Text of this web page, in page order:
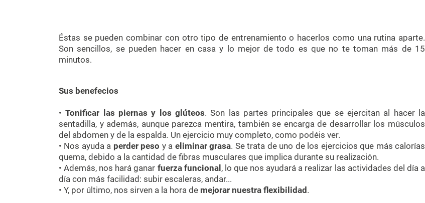
Éstas se pueden combinar con otro tipo de entrenamiento o hacerlos como una rutina aparte.
Son sencillos, se pueden hacer en casa y lo mejor de todo es que no te toman más de 15
minutos.
Sus benefecios
•Tonificar las piernas y los glúteos. Son las partes principales que se ejercitan al hacer la
sentadilla, y además, aunque parezca mentira, también se encarga de desarrollar los músculos
del abdomen y de la espalda. Un ejercicio muy completo, como podéis ver.
• Nos ayuda a perder peso y a eliminar grasa. Se trata de uno de los ejercicios que más calorías
quema, debido a la cantidad de fibras musculares que implica durante su realización.
• Además, nos hará ganar fuerza funcional, lo que nos ayudará a realizar las actividades del día a
día con más facilidad: subir escaleras, andar...
• Y, por último, nos sirven a la hora de mejorar nuestra flexibilidad.